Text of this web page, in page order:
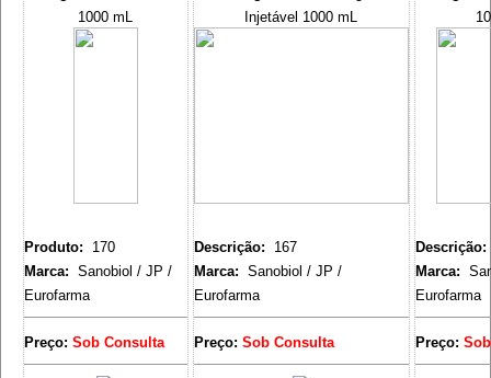
1000 mL
Produto:
170
Marca: Sanobiol / JP /
Eurofarma
Preço: Sob Consulta
Injetável 1000 mL
Descrição:
167
Marca: Sanobiol / JP /
Eurofarma
Preço: Sob Consulta
Descrição:
Marca:
Eurofarma
Preço: